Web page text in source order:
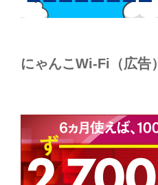
にゃんこWi-Fi（広告）